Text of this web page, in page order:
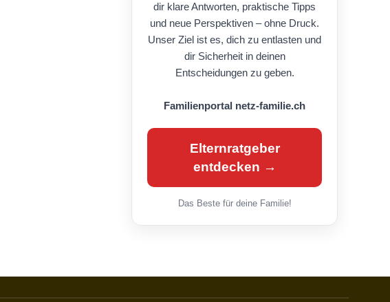
dir klare Antworten, praktische Tipps
und neue Perspektiven – ohne Druck.
Unser Ziel ist es, dich zu entlasten und
dir Sicherheit in deinen
Entscheidungen zu geben.
Familienportal netz-familie.ch
Elternratgeber
entdecken →
Das Beste für deine Familie!